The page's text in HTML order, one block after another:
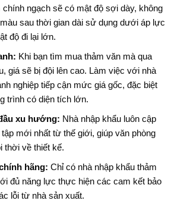
chính ngạch sẽ có mật độ sợi dày, không
sau thời gian dài sử dụng dưới áp lực
độ đi lại lớn.
Khi bạn tìm mua thảm văn mà qua
giá sẽ bị đội lên cao. Làm việc với nhà
nghiệp tiếp cận mức giá gốc, đặc biệt
trình có diện tích lớn.
xu hướng: Nhà nhập khẩu luôn cập
mới nhất từ thế giới, giúp văn phòng
thời về thiết kế.
hãng: Chỉ có nhà nhập khẩu thảm
đủ năng lực thực hiện các cam kết bảo
lỗi từ nhà sản xuất.